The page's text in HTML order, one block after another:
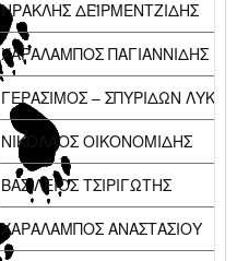
ΗΡΑΚΛΗΣ ΔΕΪΡΜΕΝΤΖΙΔΗΣ
ΧΑΡΑΛΑΜΠΟΣ ΠΑΓΙΑΝΝΙΔΗΣ
ΓΕΡΑΣΙΜΟΣ – ΣΠΥΡΙΔΩΝ
ΝΙΚΟΛΑΟΣ ΟΙΚΟΝΟΜΙΔΗΣ
ΒΑΣΙΛΕΙΟΣ ΤΣΙΡΙΓΩΤΗΣ
ΧΑΡΑΛΑΜΠΟΣ ΑΝΑΣΤΑΣΙΟΥ